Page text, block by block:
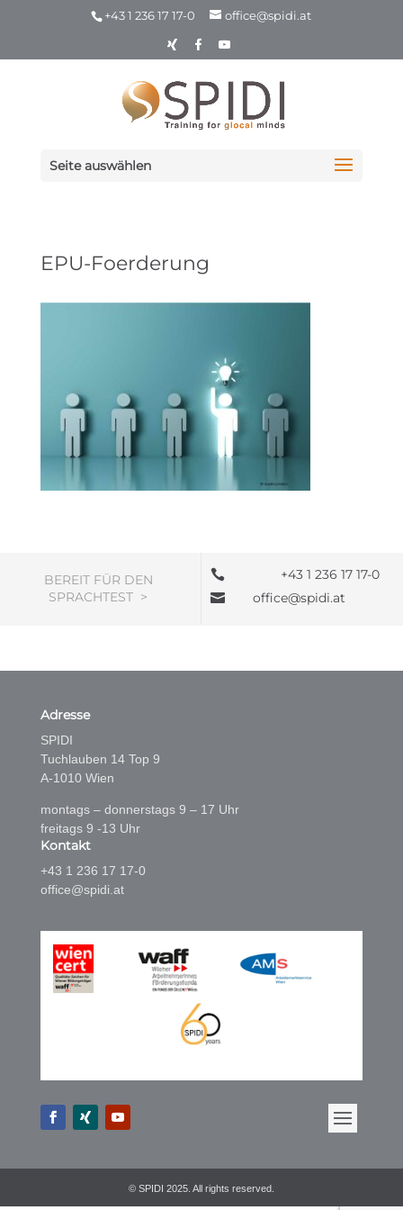
+43 1 236 17 17-0 office@spidi.at
Seite auswählen
EPU-Foerderung
BEREIT FÜR DEN
SPRACHTEST >
 +43 1 236 17 17-0
 office@spidi.at
Adresse
SPIDI
Tuchlauben 14 Top 9
A-1010 Wien
montags – donnerstags 9 – 17 Uhr
freitags 9 -13 Uhr
Kontakt
+43 1 236 17 17-0
office@spidi.at
© SPIDI 2025. All rights reserved.